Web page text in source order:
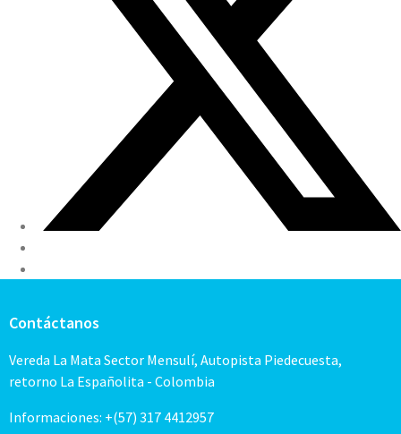
Contáctanos
Vereda La Mata Sector Mensulí, Autopista Piedecuesta,
retorno La Españolita - Colombia
Informaciones: +(57) 317 4412957